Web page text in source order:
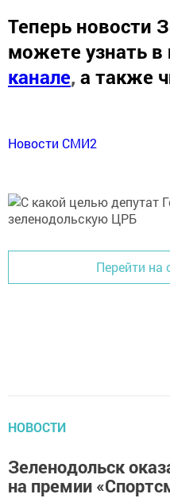
Теперь новости
можете узнать
канале, а также
Новости СМИ2
Перейти на
НОВОСТИ
Зеленодольск
на премии